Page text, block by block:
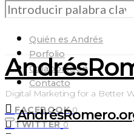
Quién es Andrés
Porfolio
Colaboración
Contacto
FACEBOOK 0
TWITTER 0
Digital Marketing for a Better